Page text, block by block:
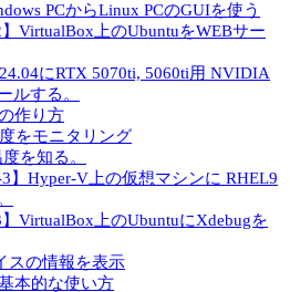
PCからLinux PCのGUIを使う
VirtualBox上のUbuntuをWEBサー
にRTX 5070ti, 5060ti用 NVIDIA
ルする。
作り方
をモニタリング
を知る。
】Hyper-V上の仮想マシンに RHEL9
VirtualBox上のUbuntuにXdebugを
スの情報を表示
本的な使い方